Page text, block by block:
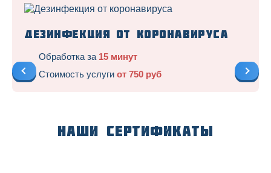
Дезинфекция от коронавируса
Обработка за 15 минут
Стоимость услуги от 750 руб
Наши сертификаты